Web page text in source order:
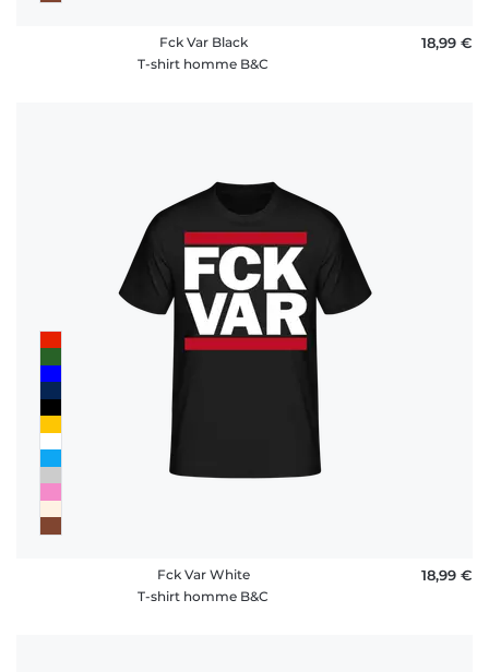
Fck Var Black
T-shirt homme B&C
18,99 €
Fck Var White
T-shirt homme B&C
18,99 €